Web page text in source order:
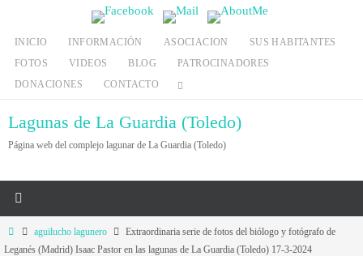
contenido
INICIO INFORMACIÓN ASOCIACION
SUS HABITANTES
FOTOS
VIDEOS BLOG
PATROCINADORES
DONACIONES
CONTACTO
Lagunas de La Guardia (Toledo)
Página web del complejo lagunar de La Guardia (Toledo)
Inicioaguilucho lagunero
Extraordinaria serie de fotos del biólogo y fotógrafo de
Leganés (Madrid) Isaac Pastor en las lagunas de La Guardia (Toledo) 17-3-2024